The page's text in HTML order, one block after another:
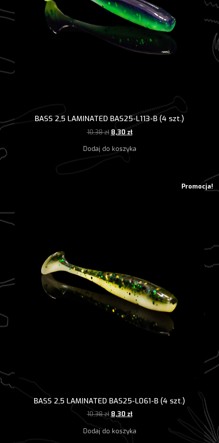
BASS 2,5 LAMINATED BAS25-L113-B (4 szt.)
10,38zł Pierwotna
wynosiła:
8,30 złAktualna
wynosi:
Dodaj do koszyka
Promocja!
BASS 2,5 LAMINATED BAS25-L061-B (4 szt.)
10,38zł Pierwotna
cena
wynosiła:
8,30 złAktualna
wynosi:
Dodaj do koszyka